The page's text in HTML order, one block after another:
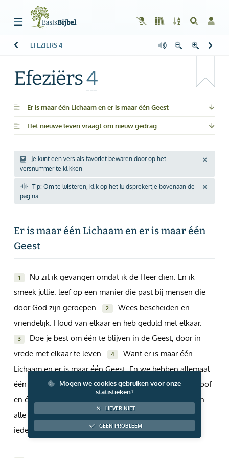
Welkom!
Start
Zoeken
Inloggen
Help
EFEZIËRS 4
Efeziërs4
Er is maar één Lichaam en er is maar één Geest
Het nieuwe leven vraagt om nieuw gedrag
Je kunt een vers als favoriet bewaren door op het
versnummer te klikken
Tip: Om te luisteren, klik op het luidsprekertje bovenaan de
pagina
Er is maar één Lichaam en er is maar één
Geest
1
Nu zit ik gevangen omdat ik de Heer dien. En ik
smeek jullie: leef op een manier die past bij mensen die
door God zijn geroepen.
2
Wees bescheiden en
vriendelijk. Houd van elkaar en heb geduld met elkaar.
3
Doe je best om één te blijven in de Geest, door in
vrede met elkaar te leven.
4
Want er is maar één
Lichaam en er is maar één Geest. En we hebben allemaal
één hoop en één roeping.
5
Er is één Heer, één geloof
en één doop.
En er is één God die de Vader is van
alle mensen. Hij staat boven iedereen. Hij werkt door
iedereen heen en is in jullie allemaal.
Mogen we cookies gebruiken voor onze
statistieken?
LIEVER NIET
GEEN PROBLEEM